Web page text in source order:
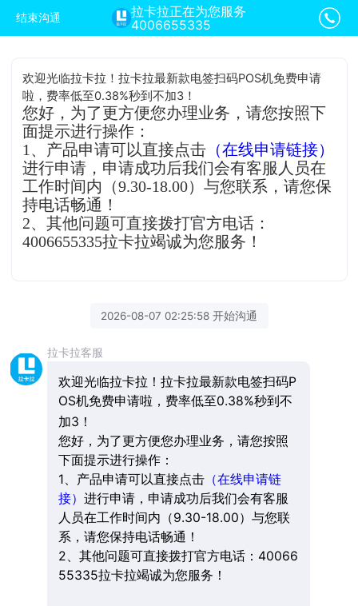
结束沟通
拉卡拉正在为您服务
4006655335
欢迎光临拉卡拉！拉卡拉最新款电签扫码POS机免费申请
啦，费率低至0.38%秒到不加3！
您好，为了更方便您办理业务，请您按照下
面提示进行操作：
1、产品申请可以直接点击 （在线申请链接）
进行申请，申请成功后我们会有客服人员在
工作时间内（9.30-18.00）与您联系，请您保
持电话畅通！
2、其他问题可直接拨打官方电话：
4006655335拉卡拉竭诚为您服务！
2026-08-07 02:25:58 开始沟通
拉卡拉客服
欢迎光临拉卡拉！拉卡拉最新款电签扫码P
OS机免费申请啦，费率低至0.38%秒到不
加3！
您好，为了更方便您办理业务，请您按照
下面提示进行操作：
1、产品申请可以直接点击（在线申请链
接） 进行申请，申请成功后我们会有客服
人员在工作时间内（9.30-18.00）与您联
系，请您保持电话畅通！
2、其他问题可直接拨打官方电话：40066
55335拉卡拉竭诚为您服务！